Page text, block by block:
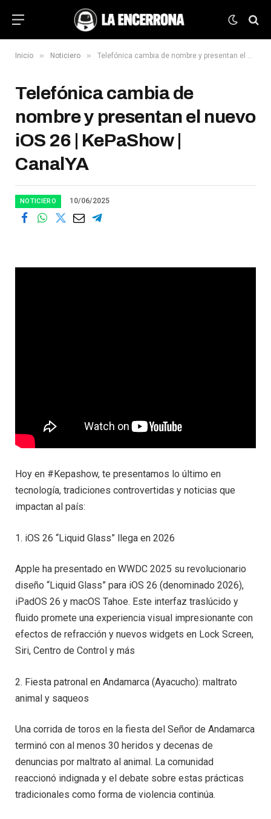
Inicio » Noticiero » Telefónica cambia de nombre y presentan el nuevo iOS 26 | KePaShow | CanalYA
Telefónica cambia de
nombre y presentan el nuevo
iOS 26 | KePaShow |
CanalYA
NOTICIERO 10/06/2025
Hoy en #Kepashow, te presentamos lo último en
tecnología, tradiciones controvertidas y noticias que
impactan al país:
1. iOS 26 “Liquid Glass” llega en 2026
Apple ha presentado en WWDC 2025 su revolucionario
diseño “Liquid Glass” para iOS 26 (denominado 2026),
iPadOS 26 y macOS Tahoe. Este interfaz traslúcido y
fluido promete una experiencia visual impresionante con
efectos de refracción y nuevos widgets en Lock Screen,
Siri, Centro de Control y más
2. Fiesta patronal en Andamarca (Ayacucho): maltrato
animal y saqueos
Una corrida de toros en la fiesta del Señor de Andamarca
terminó con al menos 30 heridos y decenas de
denuncias por maltrato al animal. La comunidad
reaccionó indignada y el debate sobre estas prácticas
tradicionales como forma de violencia continúa.